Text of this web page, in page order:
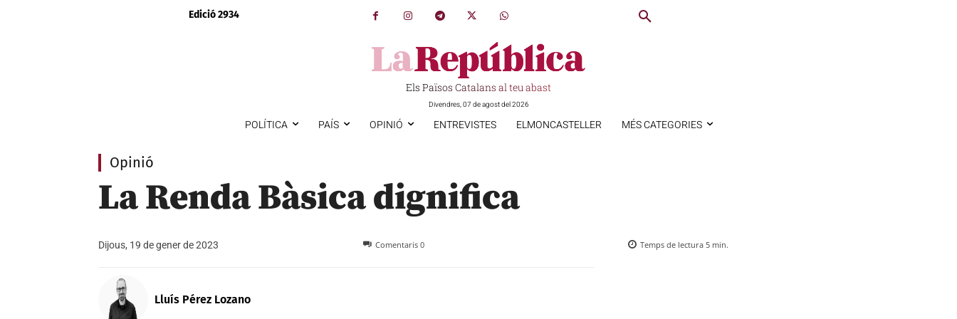
Edició 2934
Els Països Catalans al teu abast
Divendres, 07 de agost del 2026
POLÍTICA PAÍS OPINIÓ ENTREVISTES ELMONCASTELLER MÉS CATEGORIES
Opinió
La Renda Bàsica dignifica
Dijous, 19 de gener de 2023 Comentaris 0 Temps de lectura 5 min.
Lluís Pérez Lozano